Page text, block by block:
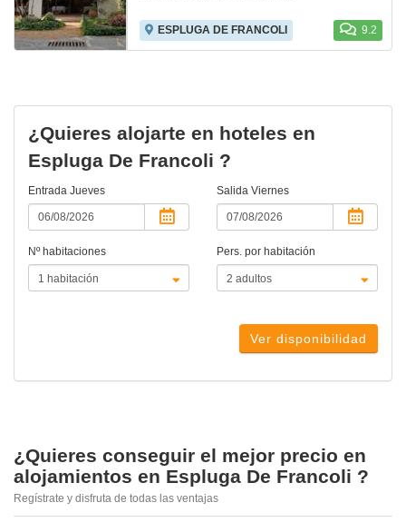
ESPLUGA DE FRANCOLI 9.2
¿Quieres alojarte en hoteles en
Espluga De Francoli ?
Entrada Jueves Salida Viernes
Nº habitaciones Pers. por habitación
Ver disponibilidad
¿Quieres conseguir el mejor precio en
alojamientos en Espluga De Francoli ?
Regístrate y disfruta de todas las ventajas